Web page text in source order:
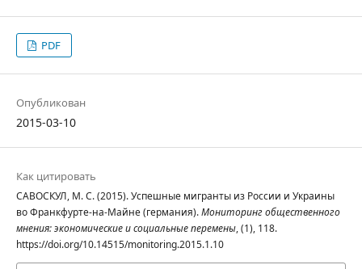
PDF
Опубликован
2015-03-10
Как цитировать
САВОСКУЛ, М. С. (2015). Успешные мигранты из России и Украины
во Франкфурте-на-Майне (германия).Мониторинг общественного
мнения: экономические и социальные перемены, (1), 118.
https://doi.org/10.14515/monitoring.2015.1.10